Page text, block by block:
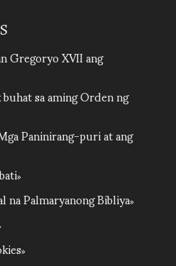
Gregoryo XVII ang
sa aming Orden ng
Paninirang-puri at ang
na Palmaryanong Bibliya